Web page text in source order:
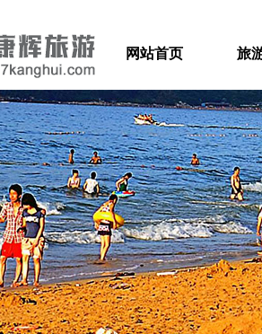
网站首页 旅